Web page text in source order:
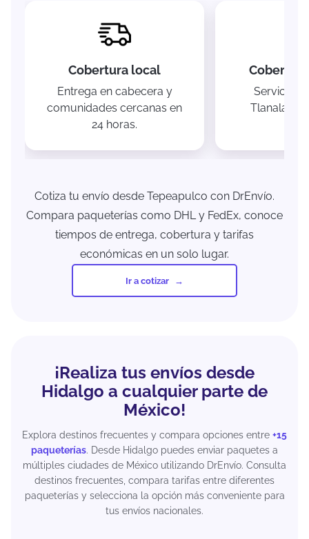
Cobertura local
Entrega en cabecera y
comunidades cercanas en
24 horas.
Servicio
Tlanalapa
Cotiza tu envío desde Tepeapulco con DrEnvío.
Compara paqueterías como DHL y FedEx, conoce
tiempos de entrega, cobertura y tarifas
económicas en un solo lugar.
Ir a cotizar
¡Realiza tus envíos desde
Hidalgo a cualquier parte de
México!
Explora destinos frecuentes y compara opciones entre +15
paqueterías. Desde Hidalgo puedes enviar paquetes a
múltiples ciudades de México utilizando DrEnvío. Consulta
destinos frecuentes, compara tarifas entre diferentes
paqueterías y selecciona la opción más conveniente para
tus envíos nacionales.